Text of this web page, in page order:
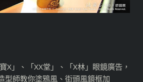
X」、「XX堂」、「X林」眼鏡廣告，
型師教你塗鴉風、街頭風鏡框加